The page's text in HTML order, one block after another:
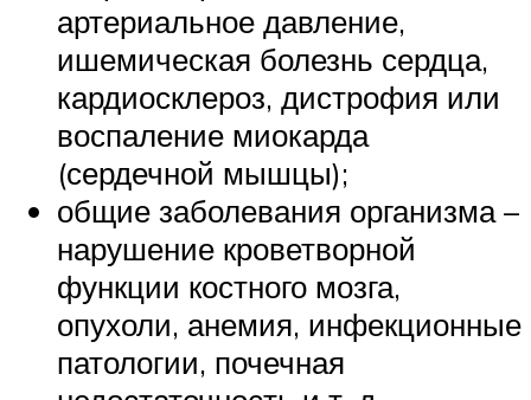
артериальное давление,
ишемическая болезнь сердца,
кардиосклероз, дистрофия или
воспаление миокарда
(сердечной мышцы);
общие заболевания организма –
нарушение кроветворной
функции костного мозга,
опухоли, анемия, инфекционные
патологии, почечная